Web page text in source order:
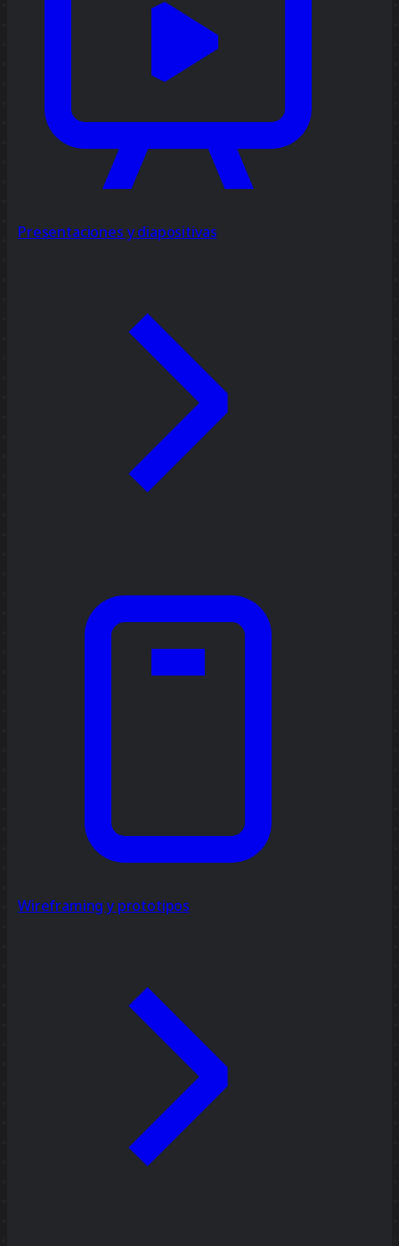
Presentaciones y diapositivas
Wireframing y prototipos